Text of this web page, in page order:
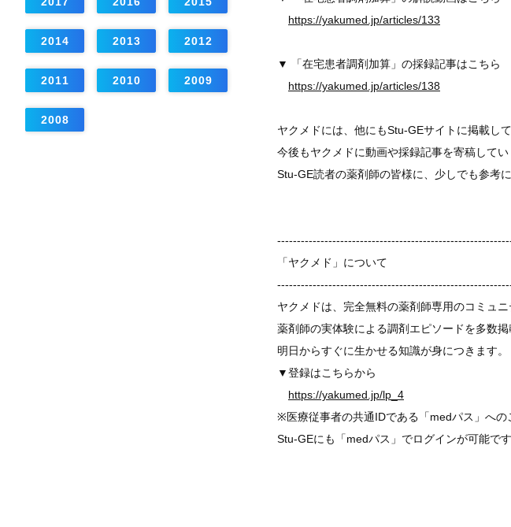
https://yakumed.jp/articles/133
▼ 「在宅患者調剤加算」の採録記事はこちら
https://yakumed.jp/articles/138
ヤクメドには、他にもStu-GEサイトに掲載し
今後もヤクメドに動画や採録記事を寄稿して
Stu-GE読者の薬剤師の皆様に、少しでも参考
「ヤクメド」について
ヤクメドは、完全無料の薬剤師専用のコミュニ
薬剤師の実体験による調剤エピソードを多数掲
明日からすぐに生かせる知識が身につきます。
▼登録はこちらから
https://yakumed.jp/lp_4
※医療従事者の共通IDである「medパス」への
Stu-GEにも「medパス」でログインが可能で
2014 2013 2012
2011 2010 2009
2008